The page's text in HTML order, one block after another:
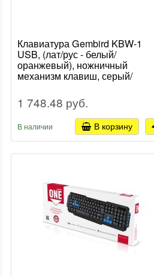
Клавиатура Gembird KBW-1
USB, (лат/рус - белый/
оранжевый), ножничный
механизм клавиш, серый/
1 748.48 руб.
В наличии В корзину